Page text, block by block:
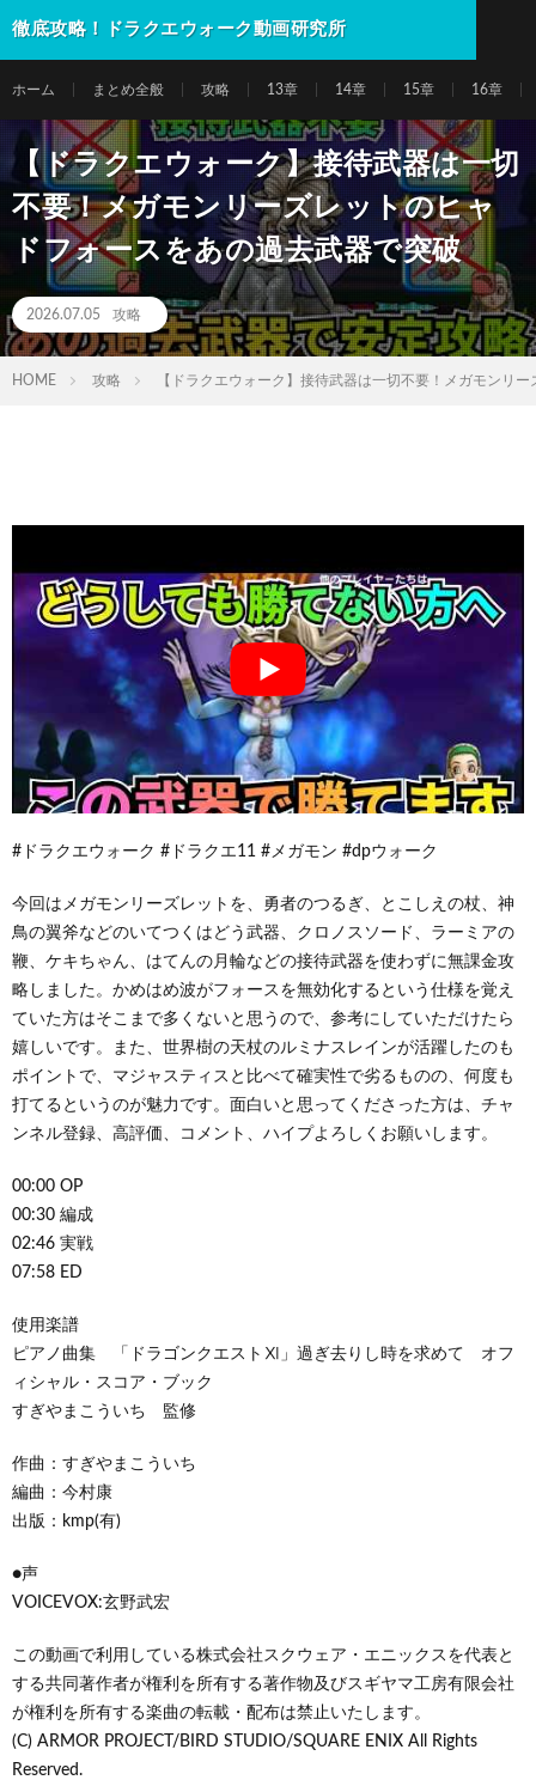
徹底攻略！ドラクエウォーク動画研究所
ホーム まとめ全般 攻略 13章 14章 15章 16章
【ドラクエウォーク】接待武器は一切
不要！メガモンリーズレットのヒャ
ドフォースをあの過去武器で突破
2026.07.05 攻略
HOME 攻略 【ドラクエウォーク】接待武器は一切不要！メガモンリ
#ドラクエウォーク #ドラクエ11 #メガモン #dpウォーク
今回はメガモンリーズレットを、勇者のつるぎ、とこしえの杖、神
鳥の翼斧などのいてつくはどう武器、クロノスソード、ラーミアの
鞭、ケキちゃん、はてんの月輪などの接待武器を使わずに無課金攻
略しました。かめはめ波がフォースを無効化するという仕様を覚え
ていた方はそこまで多くないと思うので、参考にしていただけたら
嬉しいです。また、世界樹の天杖のルミナスレインが活躍したのも
ポイントで、マジャスティスと比べて確実性で劣るものの、何度も
打てるというのが魅力です。面白いと思ってくださった方は、チャ
ンネル登録、高評価、コメント、ハイプよろしくお願いします。
00:00 OP
00:30 編成
02:46 実戦
07:58 ED
使用楽譜
ピアノ曲集 「ドラゴンクエストⅪ」過ぎ去りし時を求めて オフ
ィシャル・スコア・ブック
すぎやまこういち 監修
作曲：すぎやまこういち
編曲：今村康
出版：kmp(有)
●声
VOICEVOX:玄野武宏
この動画で利用している株式会社スクウェア・エニックスを代表と
する共同著作者が権利を所有する著作物及びスギヤマ工房有限会社
が権利を所有する楽曲の転載・配布は禁止いたします。
(C) ARMOR PROJECT/BIRD STUDIO/SQUARE ENIX All Rights
Reserved.